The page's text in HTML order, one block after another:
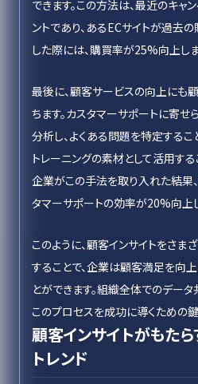
できます。この方法は、最近のキャ
ントであり、あるECサイトが過去
した際には、購買率が25%向上しま
最後に、顧客サービスの向上にも
ちます。カスタマーサポートに寄
分析し、よくある問題を特定するこ
トレーニングの素材として活用す
企業がこの手法を取り入れた結果
タマーサポートの効率が20%向上
このように、顧客インサイトをさ
することで、企業は顧客満足を向
とができます。組織全体でのデー
このプロセスを成功に導くための鍵
顧客インサイトがもた
トレンド